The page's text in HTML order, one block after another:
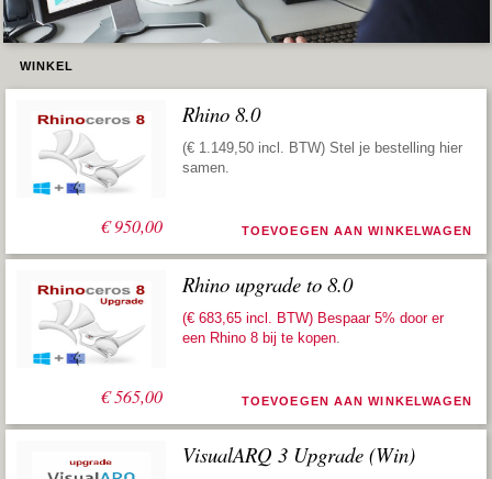
WINKEL
€950,00
Rhino 8.0
(€ 1.149,50 incl. BTW) Stel je bestelling hier
samen.
TOEVOEGEN AAN WINKELWAGEN
€565,00
Rhino upgrade to 8.0
(€ 683,65 incl. BTW) Bespaar 5% door er
een Rhino 8 bij te kopen.
TOEVOEGEN AAN WINKELWAGEN
VisualARQ 3 Upgrade (Win)